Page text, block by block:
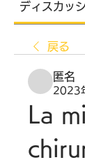
ディスカッ
戻る
匿名
2023
La